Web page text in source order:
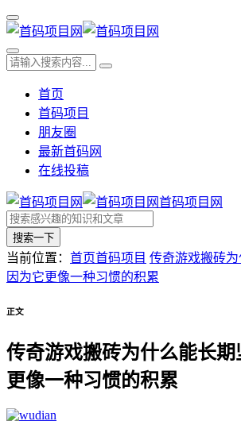
首页
首码项目
朋友圈
最新首码网
在线投稿
首码项目网
搜索一下
当前位置： 首页首码项目 传奇游戏搬砖为
因为它更像一种习惯的积累
正文
传奇游戏搬砖为什么能长
更像一种习惯的积累